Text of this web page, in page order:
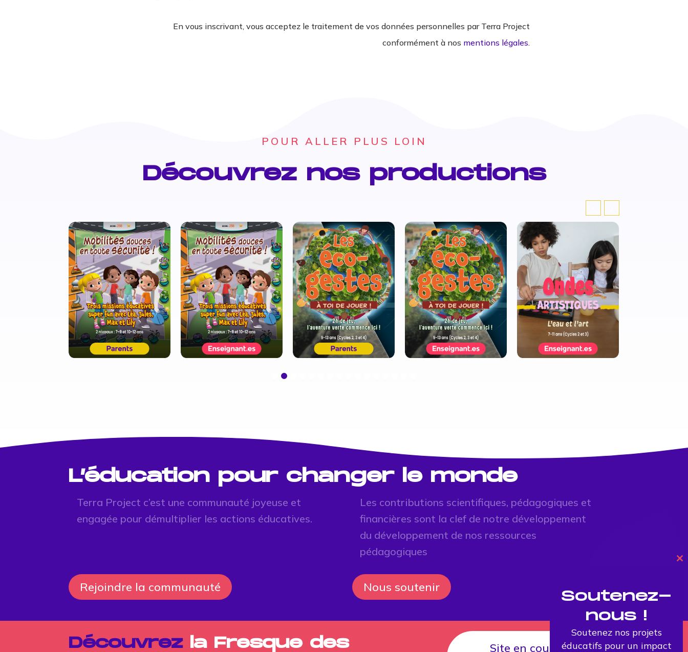
En vous inscrivant, vous acceptez le traitement de vos données personnelles par Terra Project
conformément à nos mentions légales.
POUR ALLER PLUS LOIN
Découvrez nos productions
L’éducation pour changer le monde
Terra Project c’est une communauté joyeuse et
engagée pour démultiplier les actions éducatives.
Les contributions scientifiques, pédagogiques et
financières sont la clef de notre développement
du développement de nos ressources
pédagogiques
Rejoindre la communauté Nous soutenir
Découvrez la Fresque des Site en cours de
Soutenez-
nous !
Soutenez nos projets
éducatifs pour un impact